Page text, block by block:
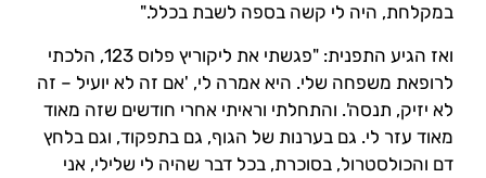
במקלחת, היה לי קשה בספה לשבת בכלל."
ואז הגיע התפנית: "פגשתי את ליקוריץ פלוס 123, הלכתי
לרופאת משפחה שלי. היא אמרה לי, 'אם זה לא יועיל – זה
לא יזיק, תנסה'. והתחלתי וראיתי אחרי חודשים שזה מאוד
מאוד עזר לי. גם בערנות של הגוף, גם בתפקוד, וגם בלחץ
דם והכולסטרול, בסוכרת, בכל דבר שהיה לי שלילי, אני